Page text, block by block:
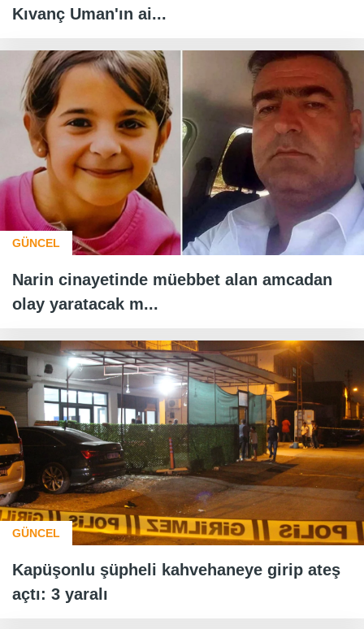
Kıvanç Uman'ın ai...
GÜNCEL
Narin cinayetinde müebbet alan amcadan
olay yaratacak m...
GÜNCEL
Kapüşonlu şüpheli kahvehaneye girip ateş
açtı: 3 yaralı